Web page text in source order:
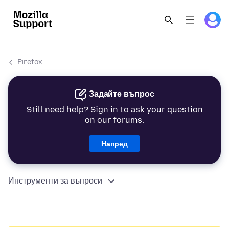
Firefox
Задайте въпрос
Still need help? Sign in to ask your question
on our forums.
Напред
Инструменти за въпроси